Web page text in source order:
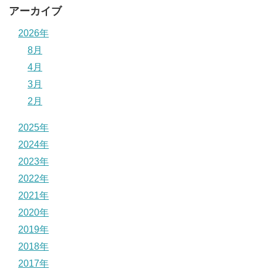
アーカイブ
2026年
8月
4月
3月
2月
2025年
2024年
2023年
2022年
2021年
2020年
2019年
2018年
2017年